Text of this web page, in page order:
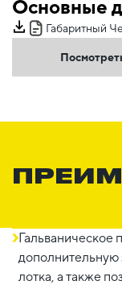
Основные
Габаритный
Гальваническое
дополнительную
лотка, а также